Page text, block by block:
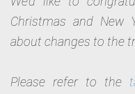
Christmas and New
about changes to the
Please refer to the